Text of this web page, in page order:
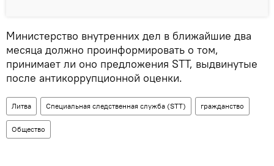
Министерство внутренних дел в ближайшие два
месяца должно проинформировать о том,
принимает ли оно предложения STT, выдвинутые
после антикоррупционной оценки.
Литва Специальная следственная служба (STT) гражданство
Общество